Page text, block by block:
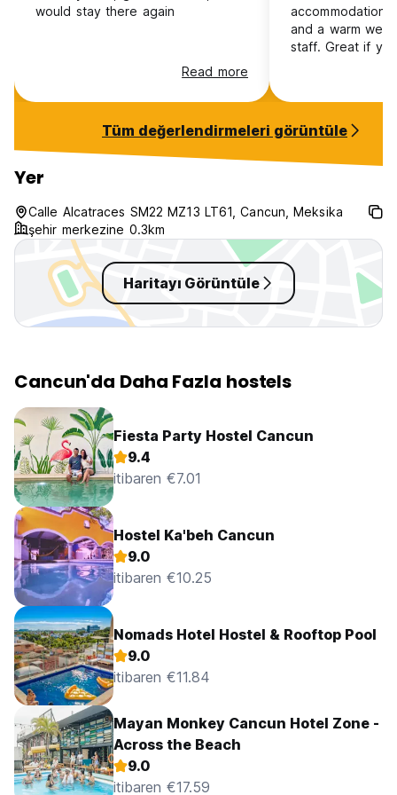
would stay there again
Read more
and a warm
staff. Great if
Tüm değerlendirmeleri görüntüle
Yer
Calle Alcatraces SM22 MZ13 LT61, Cancun, Meksika
şehir merkezine 0.3km
Haritayı Görüntüle
Cancun'da Daha Fazla hostels
Fiesta Party Hostel Cancun
9.4
itibaren €7.01
Hostel Ka'beh Cancun
9.0
itibaren €10.25
Nomads Hotel Hostel & Rooftop Pool
9.0
itibaren €11.84
Mayan Monkey Cancun Hotel Zone -
Across the Beach
9.0
itibaren €17.59